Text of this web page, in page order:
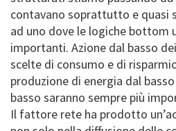
contavano soprattutto e quasi
ad uno dove le logiche bottom
importanti. Azione dal basso
scelte di consumo e di
produzione di energia dal
basso saranno sempre più
Il fattore rete ha prodotto